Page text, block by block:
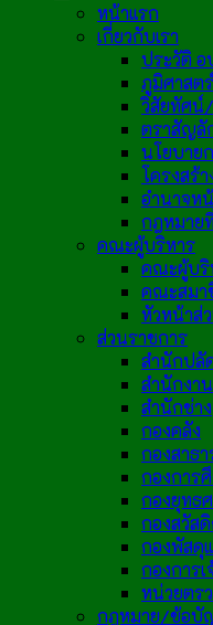
หน้าแรก
เกี่ยวกับเรา
ประวัติ
ภูมิศาสตร์
วิสัยทัศน์
ตราสัญ
นโยบาย
โครงสร้
อำนาจห
กฎหมาย
คณะผู้บริหาร
คณะผู้บริ
คณะสมา
หัวหน้าส่
ส่วนราชการ
สำนักปลั
สำนักงา
สำนักช่าง
กองคลัง
กองสาธ
กองการ
กองยุทธ
กองสวัส
กองพัสดุ
กองการ
หน่วยตร
กฎหมาย/ข้อ